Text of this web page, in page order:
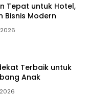
Tepat untuk Hotel,
Bisnis Modern
Terbaik untuk
Anak